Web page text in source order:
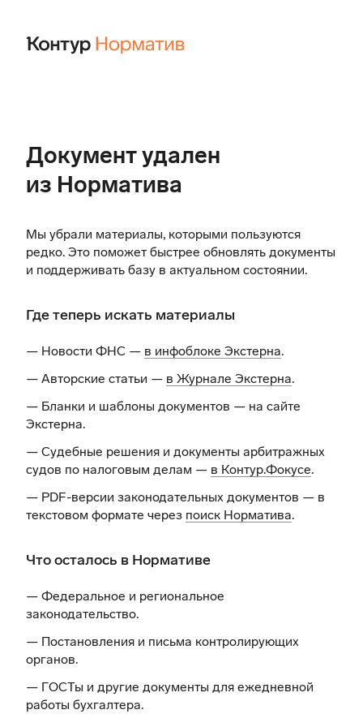
Документ удален
из Норматива
Мы убрали материалы, которыми пользуются
редко. Это поможет быстрее обновлять документы
и поддерживать базу в актуальном состоянии.
Где теперь искать материалы
— Новости ФНС — в инфоблоке Экстерна.
— Авторские статьи — в Журнале Экстерна.
— Бланки и шаблоны документов — на сайте
Экстерна.
— Судебные решения и документы арбитражных
судов по налоговым делам — в Контур.Фокусе.
— PDF-версии законодательных документов — в
текстовом формате через поиск Норматива.
Что осталось в Нормативе
— Федеральное и региональное
законодательство.
— Постановления и письма контролирующих
органов.
— ГОСТы и другие документы для ежедневной
работы бухгалтера.